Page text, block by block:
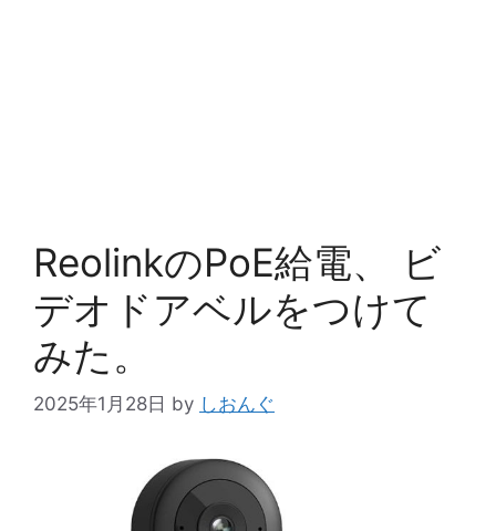
ReolinkのPoE給電、 ビ
デオドアベルをつけて
みた。
2025年1月28日 by しおんぐ